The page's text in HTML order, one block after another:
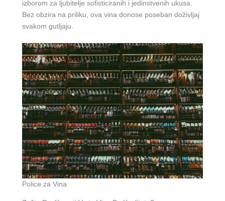
izborom za ljubitelje sofisticiranih i jedinstvenih ukusa.
Bez obzira na priliku, ova vina donose poseban doživljaj
svakom gutljaju.
Police za Vina